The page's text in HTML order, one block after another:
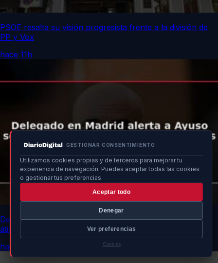
GESTIONAR CONSENTIMIENTO
Utilizamos cookies propias y de terceros para mejorar tu
experiencia de navegación. Puedes aceptar todas las cookies
o gestionar tus preferencias.
Aceptar todo
Denegar
Ver preferencias
Cookies
PSOE resalta su visión progresista frente a la división de
PP y Vox
hace 11h
Delegado en Madrid alerta a Ayuso sobre polémica por
áticos y pelotazos
hace 11h